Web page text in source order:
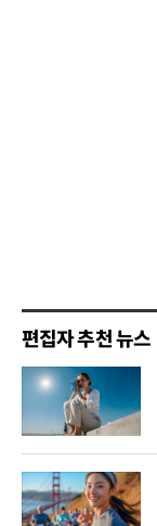
편집자 추천 뉴스